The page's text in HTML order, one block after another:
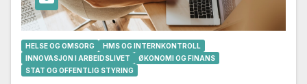
HELSE OG OMSORG
HMS OG INTERNKONTROLL
INNOVASJON I ARBEIDSLIVET
ØKONOMI OG FINANS
STAT OG OFFENTLIG STYRING